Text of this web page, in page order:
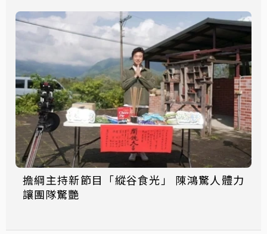
擔綱主持新節目「縱谷食光」 陳鴻驚人體力
讓團隊驚艷